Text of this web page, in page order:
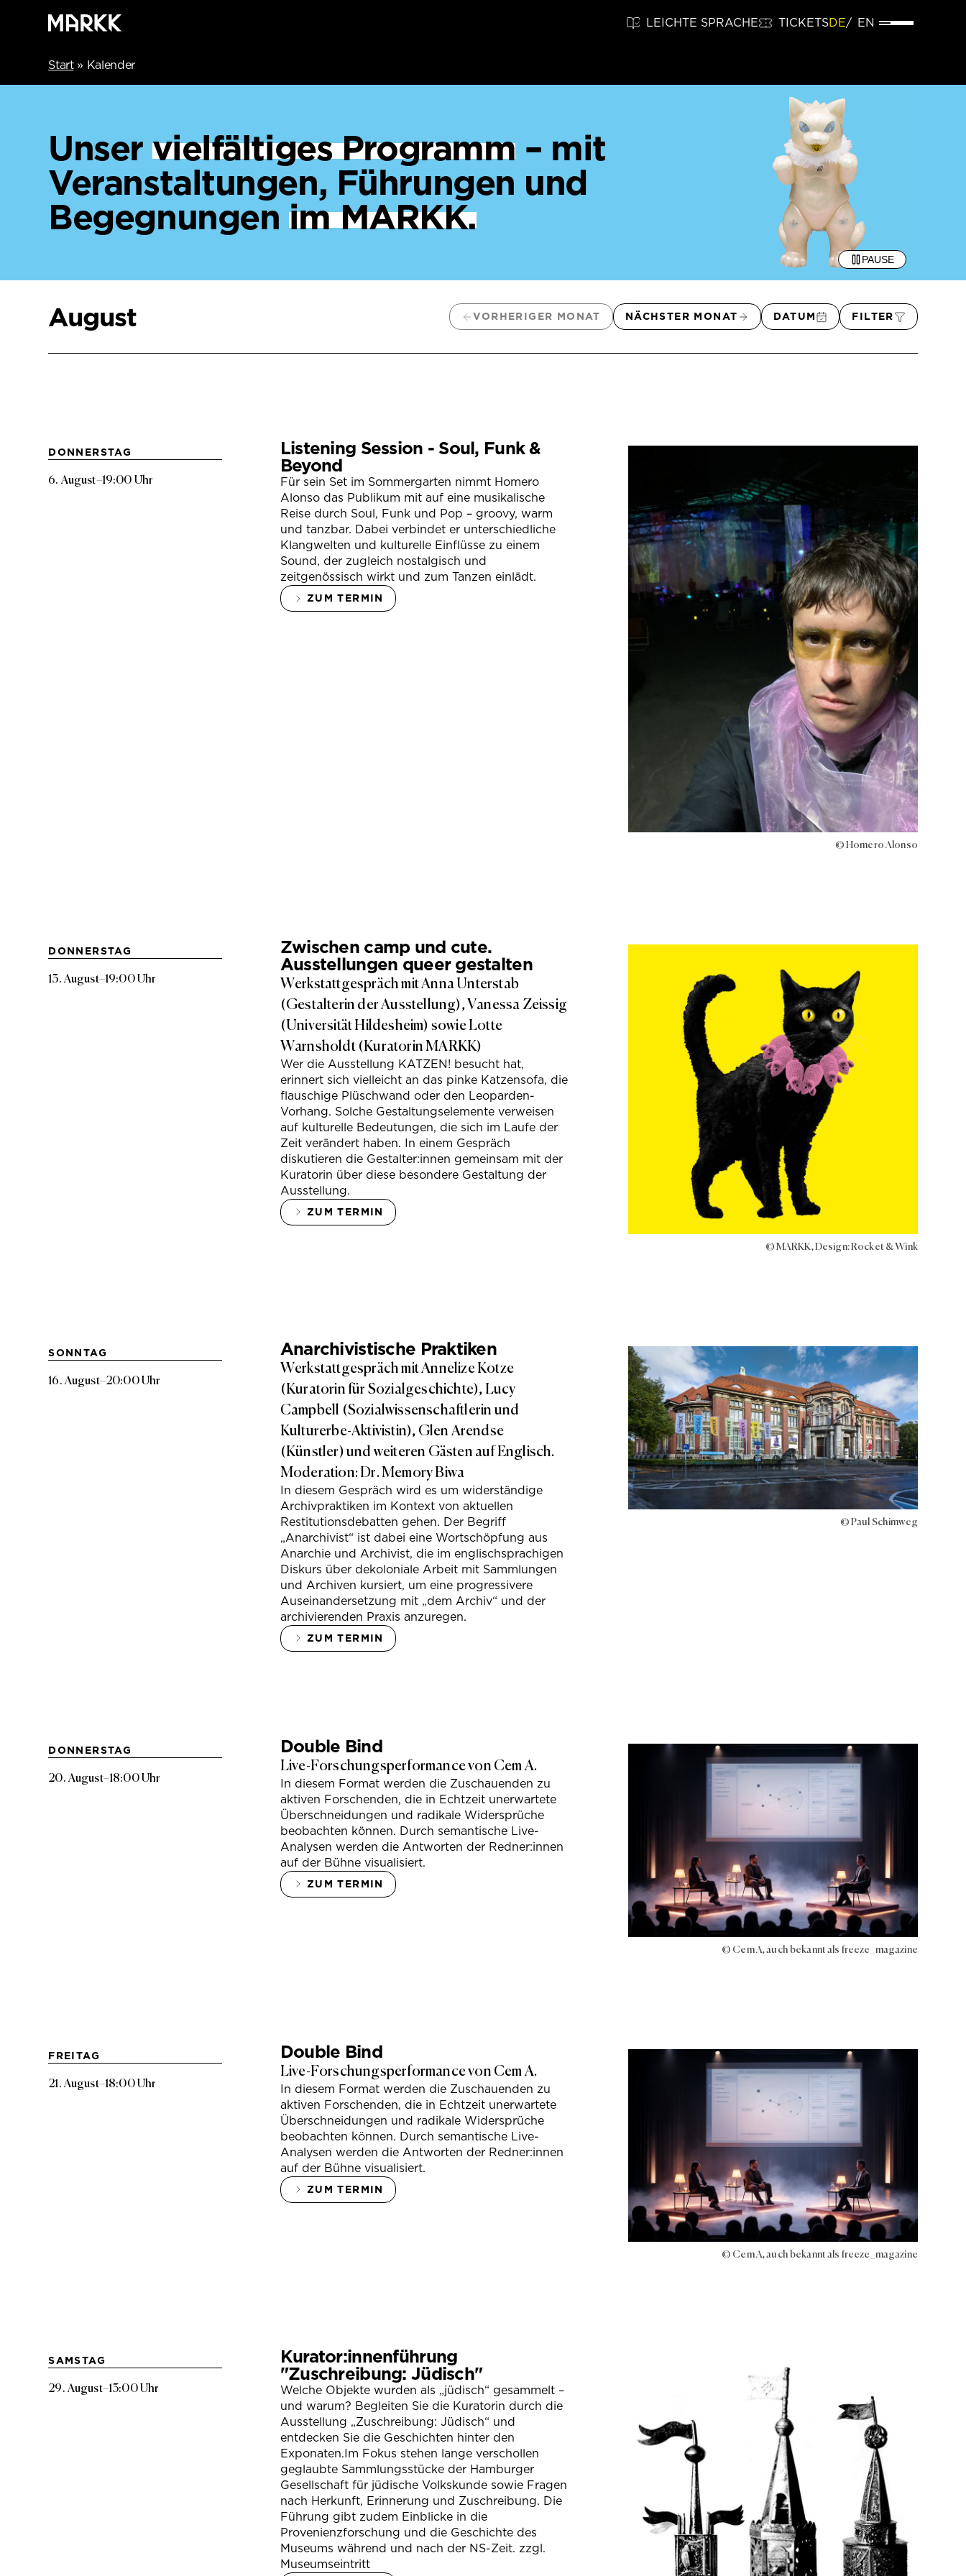
LEICHTE SPRACHE TICKETSDE EN
Start» Kalender
Unser vielfältiges Programm – mit
Veranstaltungen, Führungen und
Begegnungen im MARKK.
PAUSE
August VORHERIGER MONAT NÄCHSTER MONAT DATUM FILTER
DONNERSTAG
6. August–19:00 Uhr
Listening Session - Soul, Funk &
Beyond
Für sein Set im Sommergarten nimmt Homero
Alonso das Publikum mit auf eine musikalische
Reise durch Soul, Funk und Pop – groovy, warm
und tanzbar. Dabei verbindet er unterschiedliche
Klangwelten und kulturelle Einflüsse zu einem
Sound, der zugleich nostalgisch und
zeitgenössisch wirkt und zum Tanzen einlädt.
ZUM TERMIN
© Homero Alonso
DONNERSTAG
13. August–19:00 Uhr
Zwischen camp und cute.
Ausstellungen queer gestalten
Werkstattgespräch mit Anna Unterstab
(Gestalterin der Ausstellung), Vanessa Zeissig
(Universität Hildesheim) sowie Lotte
Warnsholdt (Kuratorin MARKK)
Wer die Ausstellung KATZEN! besucht hat,
erinnert sich vielleicht an das pinke Katzensofa, die
flauschige Plüschwand oder den Leoparden-
Vorhang. Solche Gestaltungselemente verweisen
auf kulturelle Bedeutungen, die sich im Laufe der
Zeit verändert haben. In einem Gespräch
diskutieren die Gestalter:innen gemeinsam mit der
Kuratorin über diese besondere Gestaltung der
Ausstellung.
ZUM TERMIN
© MARKK, Design: Rocket & Wink
SONNTAG
16. August–20:00 Uhr
Anarchivistische Praktiken
Werkstattgespräch mit Annelize Kotze
(Kuratorin für Sozialgeschichte), Lucy
Campbell (Sozialwissenschaftlerin und
Kulturerbe-Aktivistin), Glen Arendse
(Künstler) und weiteren Gästen auf Englisch.
Moderation: Dr. Memory Biwa
In diesem Gespräch wird es um widerständige
Archivpraktiken im Kontext von aktuellen
Restitutionsdebatten gehen. Der Begriff
„Anarchivist“ ist dabei eine Wortschöpfung aus
Anarchie und Archivist, die im englischsprachigen
Diskurs über dekoloniale Arbeit mit Sammlungen
und Archiven kursiert, um eine progressivere
Auseinandersetzung mit „dem Archiv“ und der
archivierenden Praxis anzuregen.
ZUM TERMIN
© Paul Schimweg
DONNERSTAG
20. August–18:00 Uhr
Double Bind
Live-Forschungsperformance von Cem A.
In diesem Format werden die Zuschauenden zu
aktiven Forschenden, die in Echtzeit unerwartete
Überschneidungen und radikale Widersprüche
beobachten können. Durch semantische Live-
Analysen werden die Antworten der Redner:innen
auf der Bühne visualisiert.
ZUM TERMIN
© Cem A, auch bekannt als freeze_magazine
FREITAG
21. August–18:00 Uhr
Double Bind
Live-Forschungsperformance von Cem A.
In diesem Format werden die Zuschauenden zu
aktiven Forschenden, die in Echtzeit unerwartete
Überschneidungen und radikale Widersprüche
beobachten können. Durch semantische Live-
Analysen werden die Antworten der Redner:innen
auf der Bühne visualisiert.
ZUM TERMIN
© Cem A, auch bekannt als freeze_magazine
SAMSTAG
29. August–13:00 Uhr
Kurator:innenführung
"Zuschreibung: Jüdisch"
Welche Objekte wurden als „jüdisch“ gesammelt –
und warum? Begleiten Sie die Kuratorin durch die
Ausstellung „Zuschreibung: Jüdisch“ und
entdecken Sie die Geschichten hinter den
Exponaten.Im Fokus stehen lange verschollen
geglaubte Sammlungsstücke der Hamburger
Gesellschaft für jüdische Volkskunde sowie Fragen
nach Herkunft, Erinnerung und Zuschreibung. Die
Führung gibt zudem Einblicke in die
Provenienzforschung und die Geschichte des
Museums während und nach der NS-Zeit. zzgl.
Museumseintritt